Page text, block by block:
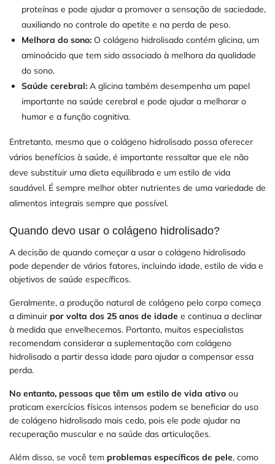
proteínas e pode ajudar a promover a sensação de saciedade,
auxiliando no controle do apetite e na perda de peso.
Melhora do sono: O colágeno hidrolisado contém glicina, um
aminoácido que tem sido associado à melhora da qualidade
do sono.
Saúde cerebral: A glicina também desempenha um papel
importante na saúde cerebral e pode ajudar a melhorar o
humor e a função cognitiva.
Entretanto, mesmo que o colágeno hidrolisado possa oferecer
vários benefícios à saúde, é importante ressaltar que ele não
deve substituir uma dieta equilibrada e um estilo de vida
saudável. É sempre melhor obter nutrientes de uma variedade de
alimentos integrais sempre que possível.
Quando devo usar o colágeno hidrolisado?
A decisão de quando começar a usar o colágeno hidrolisado
pode depender de vários fatores, incluindo idade, estilo de vida e
objetivos de saúde específicos.
Geralmente, a produção natural de colágeno pelo corpo começa
a diminuir por volta dos 25 anos de idade e continua a declinar
à medida que envelhecemos. Portanto, muitos especialistas
recomendam considerar a suplementação com colágeno
hidrolisado a partir dessa idade para ajudar a compensar essa
perda.
No entanto, pessoas que têm um estilo de vida ativo ou
praticam exercícios físicos intensos podem se beneficiar do uso
de colágeno hidrolisado mais cedo, pois ele pode ajudar na
recuperação muscular e na saúde das articulações.
Além disso, se você tem problemas específicos de pele, como